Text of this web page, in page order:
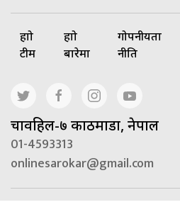
हाम्रो
टीम
हाम्रो
बारेमा
गोपनीयता
नीति
चावहिल-७ काठमाडौं, नेपाल
01-4593313
onlinesarokar@gmail.com